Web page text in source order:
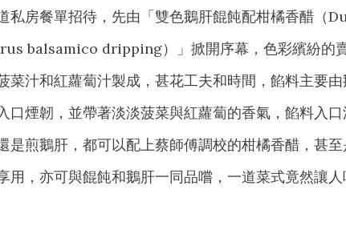
私房餐單招待，先由「雙色鵝肝餛飩配柑橘香醋（
balsamico dripping）」掀開序幕，色彩繽紛的
菜汁和紅蘿蔔汁製成，甚花工夫和時間，餡料主要
口煙韌，並帶著淡淡菠菜與紅蘿蔔的香氣，餡料入
是煎鵝肝，都可以配上蔡師傅調校的柑橘香醋，甚
用，亦可與餛飩和鵝肝一同品嚐，一道菜式竟然讓